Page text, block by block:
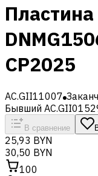
CP2025
AC.GII11007
Бывший
В сравнение
25,93 BYN
30,50 BYN
100